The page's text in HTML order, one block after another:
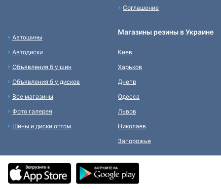
Соглашение
Автошины
Автодиски
Объявления б у шин
Объявления б у дисков
Все магазины
Фото галерея
Шины и диски оптом
Магазины резины в Украине
Киев
Харьков
Днепр
Одесса
Львов
Николаев
Запорожье